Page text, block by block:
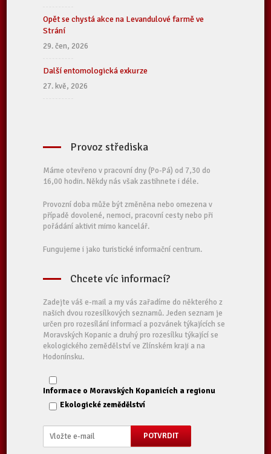
Opět se chystá akce na Levandulové farmě ve
Strání
29. čen, 2026
Další entomologická exkurze
27. kvě, 2026
Provoz střediska
Máme otevřeno v pracovní dny (Po-Pá) od 7,30 do
16,00 hodin. Někdy nás však zastihnete i déle.
Provozní doba může být změněna nebo omezena v
případě dovolené, nemoci, pracovní cesty nebo při
pořádání aktivit mimo kancelář.
Fungujeme i jako turistické informační centrum.
Chcete víc informací?
Zadejte váš e-mail a my vás zařadíme do některého z
našich dvou rozesílkových seznamů. Jeden seznam je
určen pro rozesílání informací a pozvánek týkajících se
Moravských Kopanic a druhý pro rozesílku týkající se
ekologického zemědělství ve Zlínském kraji a na
Hodonínsku.
Informace o Moravských Kopanicích a regionu
Ekologické zemědělství